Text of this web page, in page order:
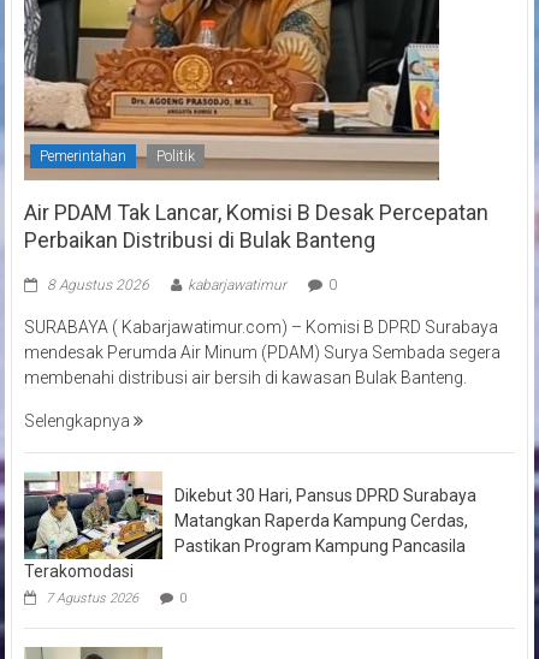
Pemerintahan Politik
Air PDAM Tak Lancar, Komisi B Desak Percepatan
Perbaikan Distribusi di Bulak Banteng
8 Agustus 2026 kabarjawatimur 0
SURABAYA ( Kabarjawatimur.com) – Komisi B DPRD Surabaya
mendesak Perumda Air Minum (PDAM) Surya Sembada segera
membenahi distribusi air bersih di kawasan Bulak Banteng.
Selengkapnya
Dikebut 30 Hari, Pansus DPRD Surabaya
Matangkan Raperda Kampung Cerdas,
Pastikan Program Kampung Pancasila
Terakomodasi
7 Agustus 2026 0